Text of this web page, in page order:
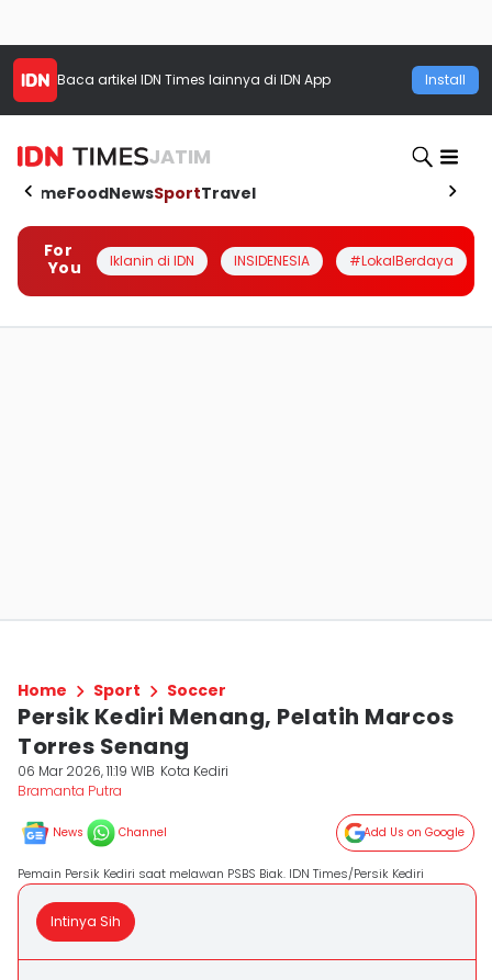
Baca artikel IDN Times lainnya di IDN App Install
JATIM
HomeFoodNewsSportTravel
For
You
Iklanin di IDN INSIDENESIA #LokalBerdaya
Home Sport Soccer
Persik Kediri Menang, Pelatih Marcos
Torres Senang
06 Mar 2026, 11:19 WIB Kota Kediri
Bramanta Putra
News Channel Add Us on Google
Pemain Persik Kediri saat melawan PSBS Biak. IDN Times/Persik Kediri
Intinya Sih